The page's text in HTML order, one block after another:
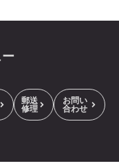
郵送
修理
お問い
合わせ